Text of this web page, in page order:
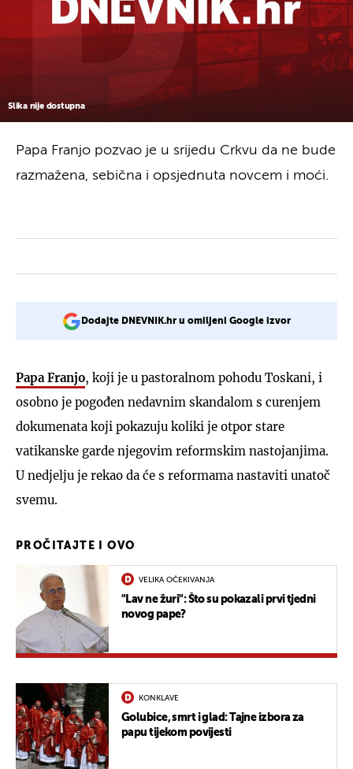
Slika nije dostupna
Papa Franjo pozvao je u srijedu Crkvu da ne bude
razmažena, sebična i opsjednuta novcem i moći.
Dodajte DNEVNIK.hr u omiljeni Google izvor
Papa Franjo, koji je u pastoralnom pohodu Toskani, i
osobno je pogođen nedavnim skandalom s curenjem
dokumenata koji pokazuju koliki je otpor stare
vatikanske garde njegovim reformskim nastojanjima.
U nedjelju je rekao da će s reformama nastaviti unatoč
svemu.
PROČITAJTE I OVO
VELIKA OČEKIVANJA
"Lav ne žuri": Što su pokazali prvi tjedni
novog pape?
KONKLAVE
Golubice, smrt i glad: Tajne izbora za
papu tijekom povijesti